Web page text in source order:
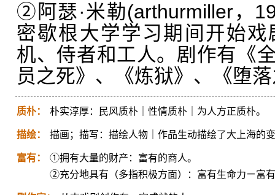
②阿瑟·米勒(arthurmiller，
密歇根大学学习期间开始
机、侍者和工人。剧作有《
员之死》、《炼狱》、《堕
质朴： 朴实淳厚：民风质朴｜性情质朴｜为人方正质朴。
描绘： 描画；描写：描绘人物｜作品生动描绘了大上海的
富有：
①拥有大量的财产：富有的商人。
②充分地具有（多指积极方面）：富有生命力ㄧ富